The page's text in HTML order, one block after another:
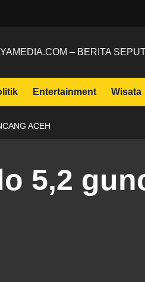
– BERITA
Entertainment Wisata
ACEH
5,2